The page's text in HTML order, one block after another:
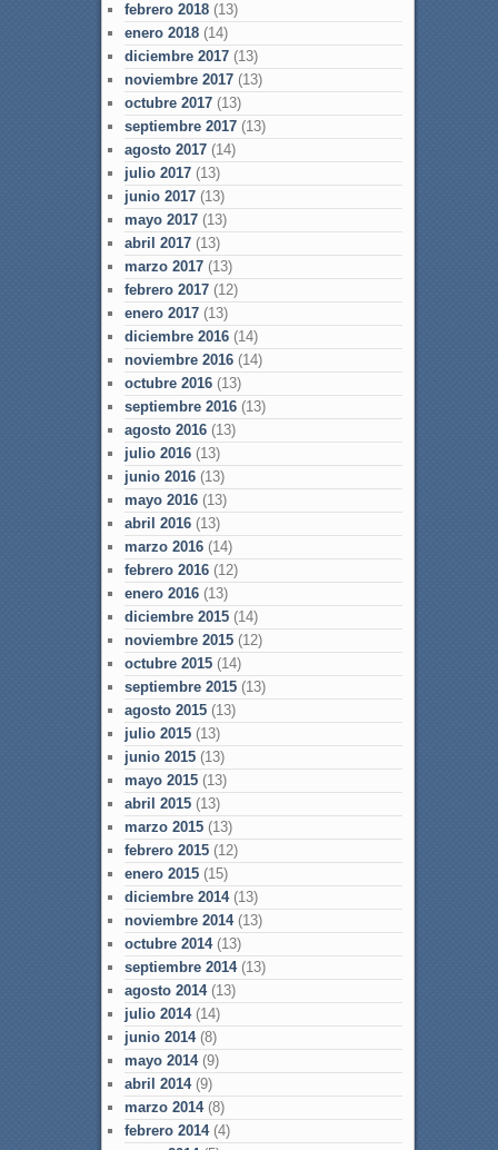
febrero 2018(13)
enero 2018(14)
diciembre 2017(13)
noviembre 2017(13)
octubre 2017(13)
septiembre 2017(13)
agosto 2017(14)
julio 2017(13)
junio 2017(13)
mayo 2017(13)
abril 2017(13)
marzo 2017(13)
febrero 2017(12)
enero 2017(13)
diciembre 2016(14)
noviembre 2016(14)
octubre 2016(13)
septiembre 2016(13)
agosto 2016(13)
julio 2016(13)
junio 2016(13)
mayo 2016(13)
abril 2016(13)
marzo 2016(14)
febrero 2016(12)
enero 2016(13)
diciembre 2015(14)
noviembre 2015(12)
octubre 2015(14)
septiembre 2015(13)
agosto 2015(13)
julio 2015(13)
junio 2015(13)
mayo 2015(13)
abril 2015(13)
marzo 2015(13)
febrero 2015(12)
enero 2015(15)
diciembre 2014(13)
noviembre 2014(13)
octubre 2014(13)
septiembre 2014(13)
agosto 2014(13)
julio 2014(14)
junio 2014(8)
mayo 2014(9)
abril 2014(9)
marzo 2014(8)
febrero 2014(4)